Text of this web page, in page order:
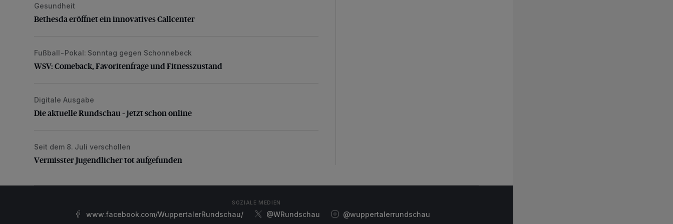
Bethesda eröffnet ein innovatives Callcenter
Gesundheit
Bethesda eröffnet ein innovatives Callcenter
WSV: Comeback, Favoritenfrage und Fitnesszustand
Fußball-Pokal: Sonntag gegen Schonnebeck
WSV: Comeback, Favoritenfrage und Fitnesszustand
Die aktuelle Rundschau – jetzt schon online
Digitale Ausgabe
Die aktuelle Rundschau – jetzt schon online
Vermisster Jugendlicher tot aufgefunden
Seit dem 8. Juli verschollen
Vermisster Jugendlicher tot aufgefunden
SOZIALE MEDIEN
www.facebook.com/WuppertalerRundschau/ @WRundschau @wuppertalerrundschau